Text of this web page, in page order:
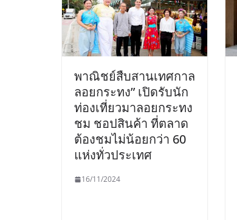
พาณิชย์สืบสานเทศกาล
ลอยกระทง” เปิดรับนัก
ท่องเที่ยวมาลอยกระทง
ชม ชอปสินค้า ที่ตลาด
ต้องชมไม่น้อยกว่า 60
แห่งทั่วประเทศ
16/11/2024